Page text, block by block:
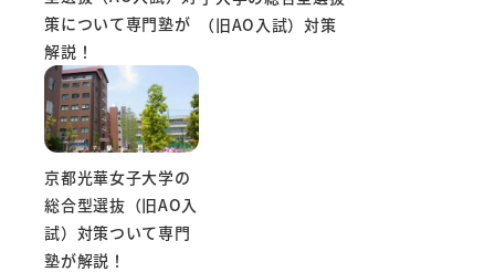
策について専門塾が
解説！
（旧AO入試）対策
京都光華女子大学の
総合型選抜（旧AO入
試）対策ついて専門
塾が解説！